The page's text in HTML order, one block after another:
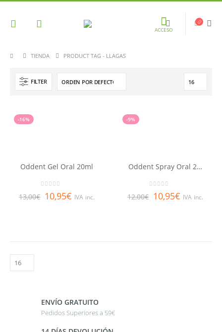
ACCESO
TIENDA PRODUCT TAG - LLAGAS
FILTER
-16%
Oddent Gel Oral 20ml
13,00€ 10,95€ IVA inc.
-9%
Oddent Spray Oral 20ml
12,00€ 10,95€ IVA inc.
ENVÍO GRATUITO
Pedidos Superiores a 59€